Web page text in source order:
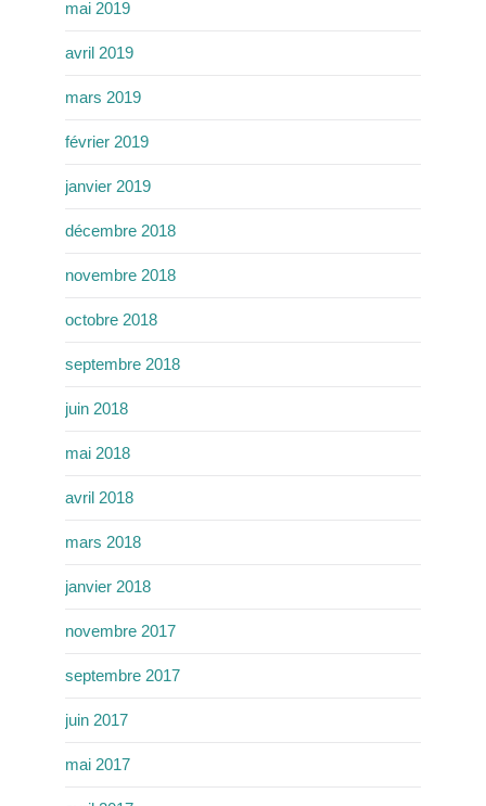
mai 2019
avril 2019
mars 2019
février 2019
janvier 2019
décembre 2018
novembre 2018
octobre 2018
septembre 2018
juin 2018
mai 2018
avril 2018
mars 2018
janvier 2018
novembre 2017
septembre 2017
juin 2017
mai 2017